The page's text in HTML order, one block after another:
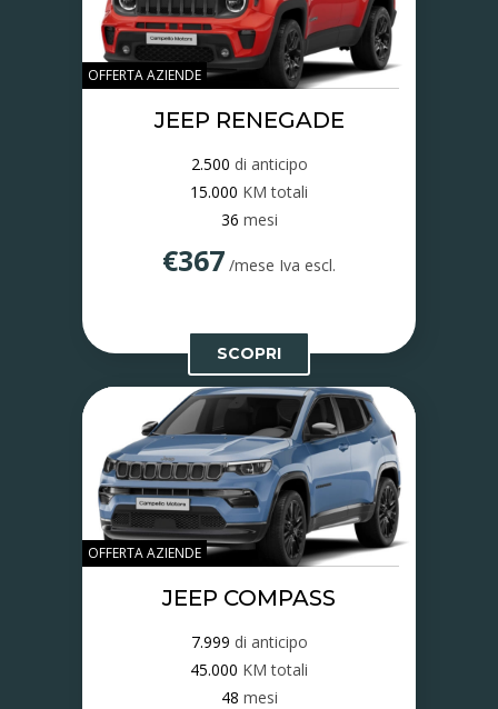
OFFERTA AZIENDE
JEEP RENEGADE
2.500 di anticipo
15.000 KM totali
36 mesi
€367 /mese Iva escl.
SCOPRI
OFFERTA AZIENDE
JEEP COMPASS
7.999 di anticipo
45.000 KM totali
48 mesi